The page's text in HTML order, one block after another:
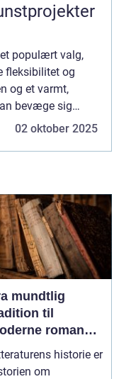
populært valg,
fleksibilitet og
og et varmt,
bevæge sig
02 oktober 2025
mundtlig
til
romaner:
historie er
om